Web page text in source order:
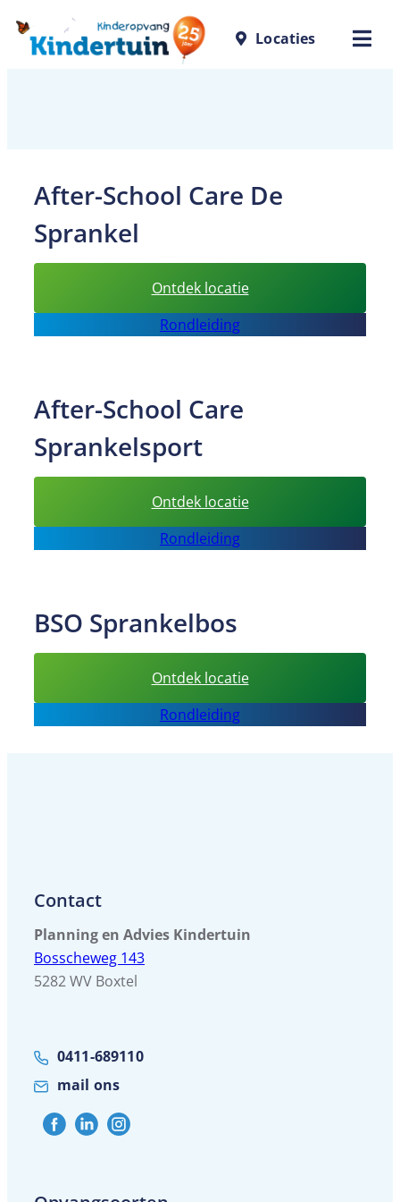
Skip
Locaties
After-School Care De
Sprankel
Ontdek locatie:
After-
School
Rondleiding
After-School Care
Sprankelsport
Ontdek locatie:
After-
School
Rondleiding
BSO Sprankelbos
Ontdek locatie:
BSO
Sprankelbos
Rondleiding
Contact
Planning en Advies Kindertuin
Bosscheweg 143
5282 WV Boxtel
0411-689110
mail ons